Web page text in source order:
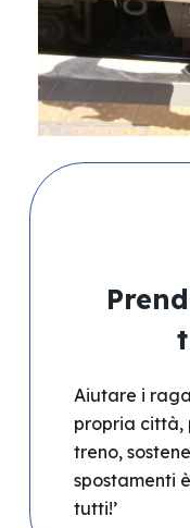
Aiutare i
propria città,
treno,
spostamenti
tutti!’